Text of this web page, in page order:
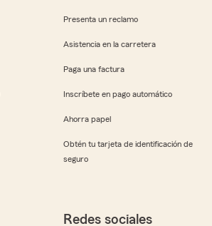
Presenta un reclamo
Asistencia en la carretera
Paga una factura
Inscríbete en pago automático
Ahorra papel
Obtén tu tarjeta de identificación de
seguro
Redes sociales